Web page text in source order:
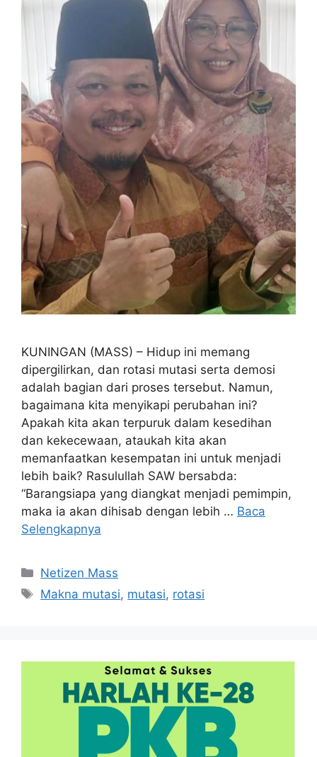
KUNINGAN (MASS) – Hidup ini memang
dipergilirkan, dan rotasi mutasi serta demosi
adalah bagian dari proses tersebut. Namun,
bagaimana kita menyikapi perubahan ini?
Apakah kita akan terpuruk dalam kesedihan
dan kekecewaan, ataukah kita akan
memanfaatkan kesempatan ini untuk menjadi
lebih baik? Rasulullah SAW bersabda:
“Barangsiapa yang diangkat menjadi pemimpin,
maka ia akan dihisab dengan lebih … Baca
Selengkapnya
Kategori
Netizen Mass
Tag
Makna mutasi, mutasi, rotasi